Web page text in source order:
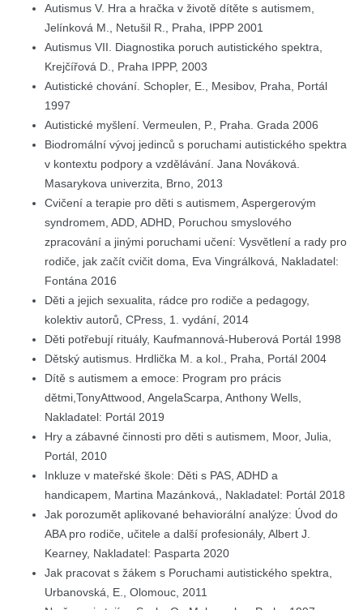
Autismus V. Hra a hračka v životě dítěte s autismem,
Jelínková M., Netušil R., Praha, IPPP 2001
Autismus VII. Diagnostika poruch autistického spektra,
Krejčířová D., Praha IPPP, 2003
Autistické chování. Schopler, E., Mesibov, Praha, Portál
1997
Autistické myšlení. Vermeulen, P., Praha. Grada 2006
Biodromální vývoj jedinců s poruchami autistického spektra
v kontextu podpory a vzdělávání. Jana Nováková.
Masarykova univerzita, Brno, 2013
Cvičení a terapie pro děti s autismem, Aspergerovým
syndromem, ADD, ADHD, Poruchou smyslového
zpracování a jinými poruchami učení: Vysvětlení a rady pro
rodiče, jak začít cvičit doma, Eva Vingrálková, Nakladatel:
Fontána 2016
Děti a jejich sexualita, rádce pro rodiče a pedagogy,
kolektiv autorů, CPress, 1. vydání, 2014
Děti potřebují rituály, Kaufmannová-Huberová Portál 1998
Dětský autismus. Hrdlička M. a kol., Praha, Portál 2004
Dítě s autismem a emoce: Program pro prácis
dětmi,TonyAttwood, AngelaScarpa, Anthony Wells,
Nakladatel: Portál 2019
Hry a zábavné činnosti pro děti s autismem, Moor, Julia,
Portál, 2010
Inkluze v mateřské škole: Děti s PAS, ADHD a
handicapem, Martina Mazánková,, Nakladatel: Portál 2018
Jak porozumět aplikované behaviorální analýze: Úvod do
ABA pro rodiče, učitele a další profesionály, Albert J.
Kearney, Nakladatel: Pasparta 2020
Jak pracovat s žákem s Poruchami autistického spektra,
Urbanovská, E., Olomouc, 2011